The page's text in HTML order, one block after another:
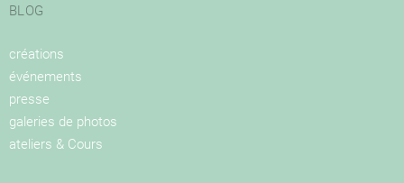
BLOG
créations
événements
presse
galeries de photos
ateliers & Cours